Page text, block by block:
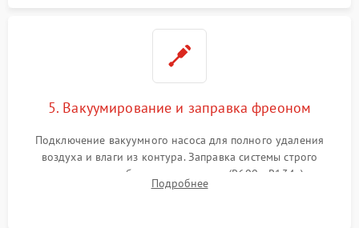
5. Вакуумирование и заправка фреоном
Подключение вакуумного насоса для полного удаления
воздуха и влаги из контура. Заправка системы строго
дозированным объемом хладагента (R600a, R134a) по
электронным весам. Контроль рабочего давления в системе.
Подробнее